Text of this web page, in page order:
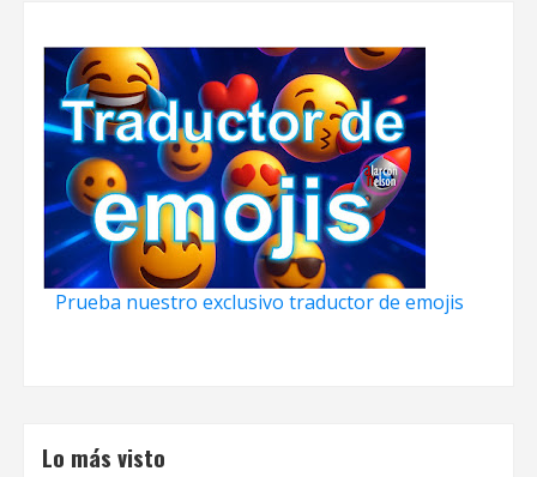
Prueba nuestro exclusivo traductor de emojis
Lo más visto